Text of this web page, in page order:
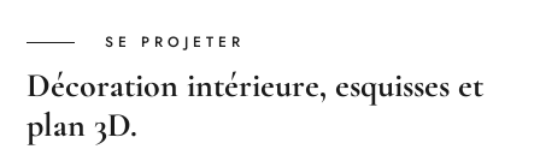
SE PROJETER
Décoration intérieure, esquisses et
plan 3D.